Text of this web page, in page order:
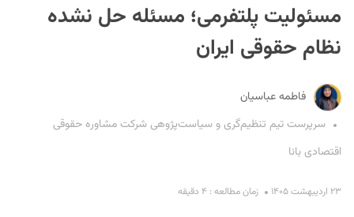
مسئولیت پلتفرمی؛ مسئله حل‌ نشده
نظام حقوقی ایران
فاطمه عباسیان
سرپرست تیم تنظیم‌گری و سیاست‌پژوهی شرکت مشاوره حقوقی‌‌
اقتصادی بانا
۲۳ اردیبهشت ۱۴۰۵ زمان مطالعه : ۴ دقیقه